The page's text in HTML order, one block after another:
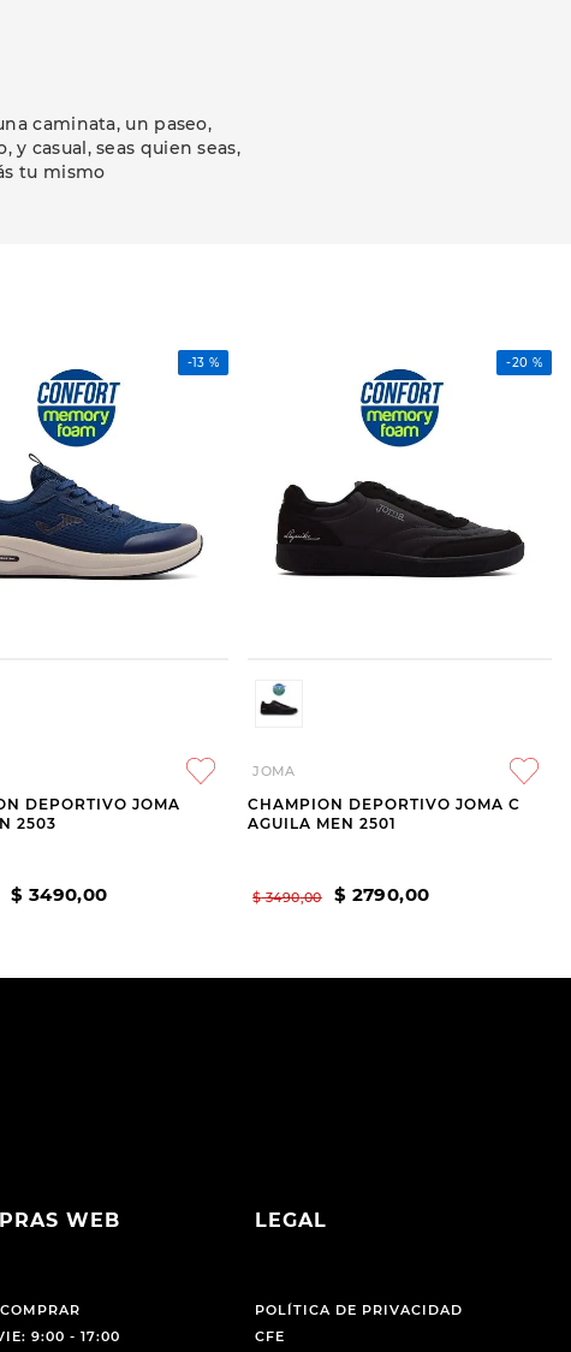
caminata, un paseo,
casual, seas quien seas,
tu mismo
-13 %
DEPORTIVO JOMA
2503
$ 3490,00
-20 %
JOMA
CHAMPION DEPORTIVO JOMA C
AGUILA MEN 2501
$ 3490,00 $ 2790,00
WEB
9:00 - 17:00
LEGAL
POLÍTICA DE PRIVACIDAD
CFE